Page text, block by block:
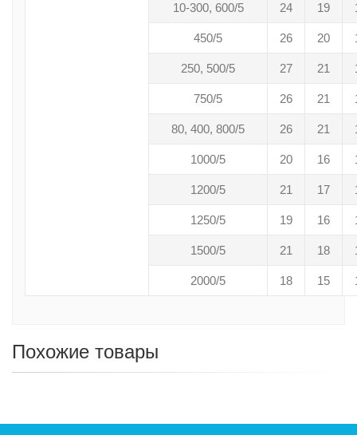
10-300, 600/5 24 19
450/5 26 20
250, 500/5 27 21
750/5 26 21
80, 400, 800/5 26 21
1000/5 20 16
1200/5 21 17
1250/5 19 16
1500/5 21 18
2000/5 18 15
Похожие товары